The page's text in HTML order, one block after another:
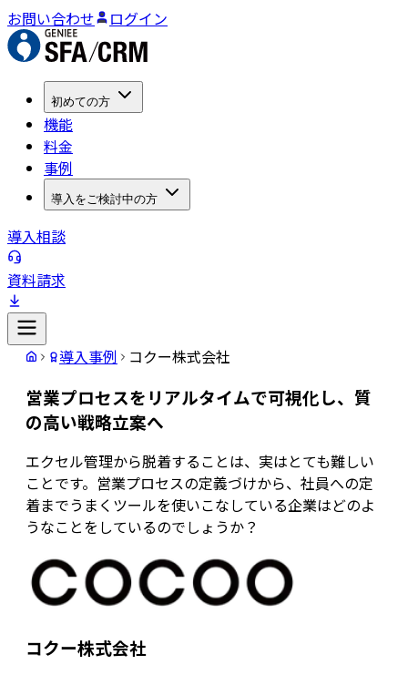
お問い合わせ ログイン
初めての方
機能
料金
事例
導入をご検討中の方
導入相談
資料請求
導入事例 コクー株式会社
営業プロセスをリアルタイムで可視化し、質
の高い戦略立案へ
エクセル管理から脱着することは、実はとても難しい
ことです。営業プロセスの定義づけから、社員への定
着までうまくツールを使いこなしている企業はどのよ
うなことをしているのでしょうか？
コクー株式会社